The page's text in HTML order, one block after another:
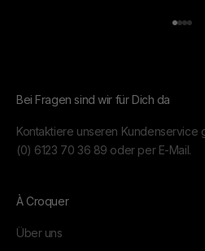
Gehe
Bei Fragen sind wir für Dich da
Kontaktiere unseren Kundenservice
(0) 6123 70 36 89 oder per E-Mail.
À Croquer
Über uns